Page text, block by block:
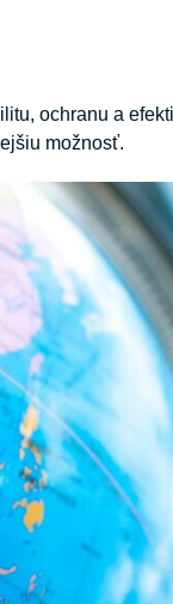
ochranu a
možnosť.